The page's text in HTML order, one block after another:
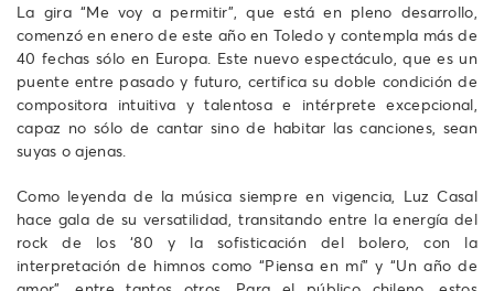
La gira “Me voy a permitir”, que está en pleno desarrollo,
comenzó en enero de este año en Toledo y contempla más de
40 fechas sólo en Europa. Este nuevo espectáculo, que es un
puente entre pasado y futuro, certifica su doble condición de
compositora intuitiva y talentosa e intérprete excepcional,
capaz no sólo de cantar sino de habitar las canciones, sean
suyas o ajenas.
Como leyenda de la música siempre en vigencia, Luz Casal
hace gala de su versatilidad, transitando entre la energía del
rock de los ‘80 y la sofisticación del bolero, con la
interpretación de himnos como “Piensa en mí” y “Un año de